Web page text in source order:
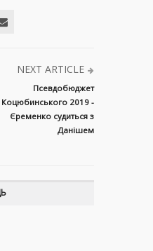
NEXT ARTICLE
Псевдобюджет
Коцюбинського 2019 -
Єременко судиться з
Данішем